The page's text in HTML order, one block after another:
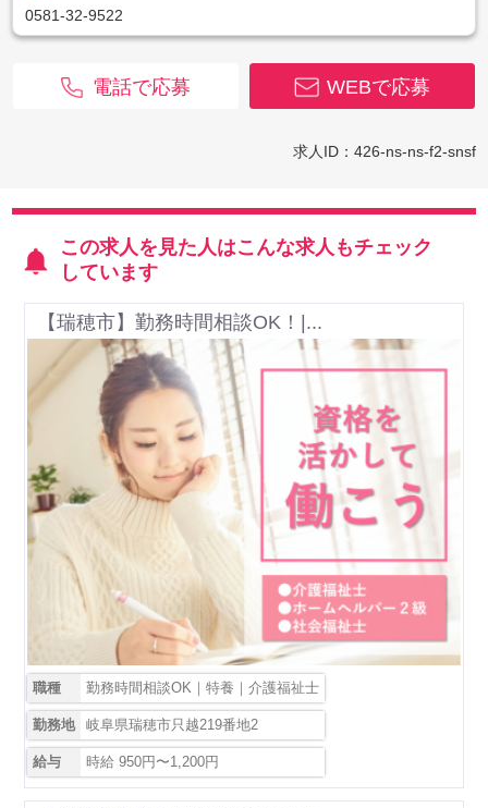
0581-32-9522
WEBで応募
電話で応募
求人ID：426-ns-ns-f2-snsf
この求人を見た人はこんな求人もチェック
しています
【瑞穂市】勤務時間相談OK！|...
職種 勤務時間相談OK｜特養｜介護福祉士
勤務地 岐阜県瑞穂市只越219番地2
給与 時給 950円〜1,200円